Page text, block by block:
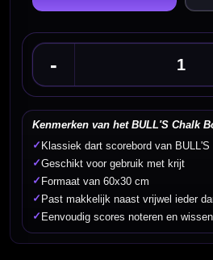
Kenmerken van het BULL'S Chalk
✓ Klassiek dart scorebord van BULL'S
✓Geschikt voor gebruik met krijt
✓ Formaat van 60x30 cm
✓ Past makkelijk naast vrijwel ieder
✓ Eenvoudig scores noteren en wissen
-